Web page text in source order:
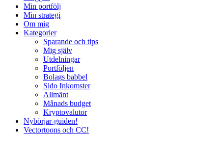
Min portfölj
Min strategi
Om mig
Kategorier
Sparande och tips
Mig själv
Utdelningar
Portföljen
Bolags babbel
Sido Inkomster
Allmänt
Månads budget
Kryptovalutor
Nybörjar-guiden!
Vectortoons och CC!